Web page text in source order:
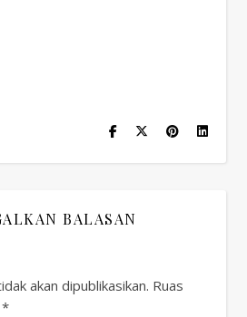
BALASAN
akan dipublikasikan. Ruas
*